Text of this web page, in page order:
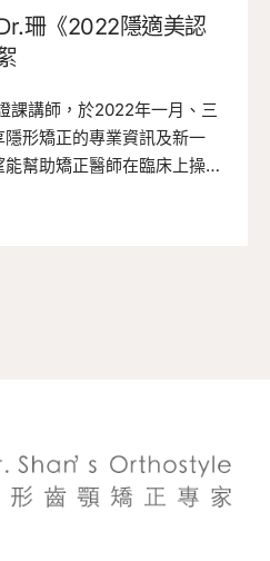
珊《2022隱適美認
課講師，於2022年一月、三
形矯正的專業資訊及新一
幫助矯正醫師在臨床上操
的治療。在台北的兩場隱